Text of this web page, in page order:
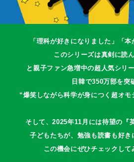
「理科が好きになりました」「本
このシリーズは真剣に読
と親子ファン急増中の超人気シリ
日韓で350万部を突
“爆笑しながら科学が身につく超オモ
そして、2025年11月には待望の『
子どもたちが、勉強も読書も好き
この機会にぜひチェックして